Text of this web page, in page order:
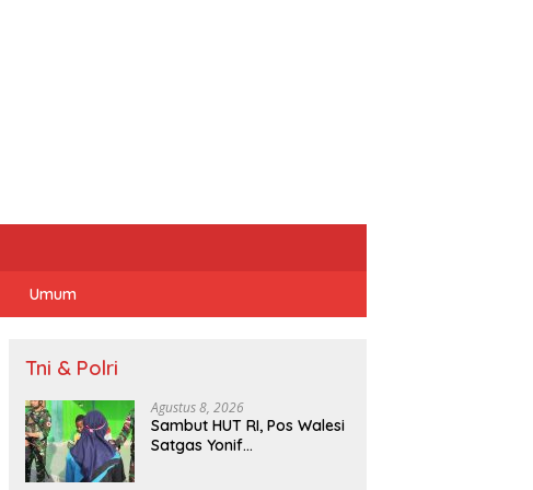
Umum
Tni & Polri
Agustus 8, 2026
Sambut HUT RI, Pos Walesi
Satgas Yonif